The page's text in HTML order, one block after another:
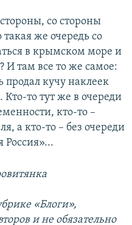
со стороны
такая же очередь со
в крымском море и
И там все то же самое:
кучу наклеек
то тут же в очереди
кто-то –
а кто-то – без очереди
Россия»...
«Блоги»,
и не обязательно